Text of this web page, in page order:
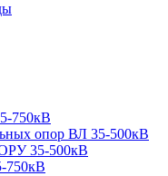
750кВ
опор ВЛ 35-500кВ
35-500кВ
750кВ